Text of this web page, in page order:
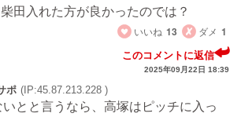
田入れた方が良かったのでは？
いいね 13 ダメ 1
このコメントに返信
2025年09月22日 18:39
ポ (IP:45.87.213.228 )
とと言うなら、高塚はピッチに入っ